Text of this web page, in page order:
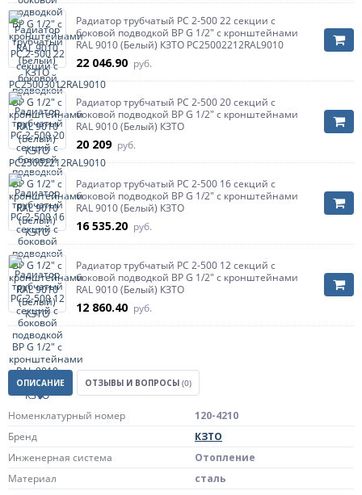
Радиатор трубчатый РС 2-500 22 секции с
боковой подводкой ВР G 1/2" с кронштейнами
RAL 9010 (Белый) КЗТО РС25002212RAL9010
22 046.90 руб.
Радиатор трубчатый РС 2-500 20 секций с
боковой подводкой ВР G 1/2" с кронштейнами
RAL 9010 (Белый) КЗТО
20 209 руб.
Радиатор трубчатый РС 2-500 16 секций с
боковой подводкой ВР G 1/2" с кронштейнами
RAL 9010 (Белый) КЗТО
16 535.20 руб.
Радиатор трубчатый РС 2-500 12 секций с
боковой подводкой ВР G 1/2" с кронштейнами
RAL 9010 (Белый) КЗТО
12 860.40 руб.
ОПИСАНИЕ ОТЗЫВЫ И ВОПРОСЫ (0)
Номенклатурный номер
120-4210
Бренд
КЗТО
Инженерная система
Отопление
Материал
сталь